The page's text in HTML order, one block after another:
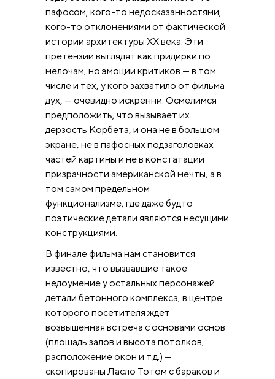
пафосом, кого-то недосказанностями,
кого-то отклонениями от фактической
истории архитектуры XX века. Эти
претензии выглядят как придирки по
мелочам, но эмоции критиков — в том
числе и тех, у кого захватило от фильма
дух, — очевидно искренни. Осмелимся
предположить, что вызывает их
дерзость Корбета, и она не в большом
экране, не в пафосных подзаголовках
частей картины и не в констатации
призрачности американской мечты, а в
том самом предельном
функционализме, где даже будто
поэтические детали являются несущими
конструкциями.
В финале фильма нам становится
известно, что вызвавшие такое
недоумение у остальных персонажей
детали бетонного комплекса, в центре
которого посетителя ждет
возвышенная встреча с основами основ
(площадь залов и высота потолков,
расположение окон и т.д.) —
скопированы Ласло Тотом с бараков и